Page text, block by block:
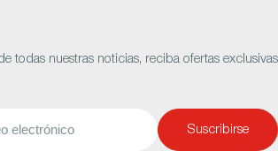
todas nuestras noticias, reciba ofertas exclusivas
Suscribirse